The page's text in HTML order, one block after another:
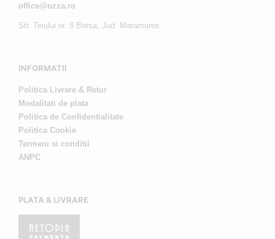
office@ozza.ro
Str. Teiului nr. 8 Borsa, Jud. Maramures
INFORMATII
Politica Livrare & Retur
Modalitati de plata
Politica de Confidentialitate
Politica Cookie
Termeni si conditii
ANPC
PLATA & LIVRARE